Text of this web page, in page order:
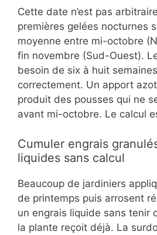
Cette date n’est pas
premières gelées nocturnes
moyenne entre mi-octobre
fin novembre (Sud-Ouest).
besoin de six à huit
correctement. Un apport
produit des pousses qui ne
avant mi-octobre. Le calcul
Cumuler engrais
liquides sans calcul
Beaucoup de jardiniers
de printemps puis arrosent
un engrais liquide sans tenir
la plante reçoit déjà. La